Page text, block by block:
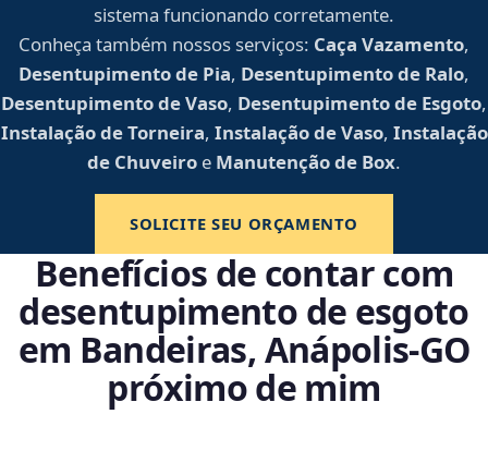
sistema funcionando corretamente.
Conheça também nossos serviços: Caça Vazamento,
Desentupimento de Pia, Desentupimento de Ralo,
Desentupimento de Vaso, Desentupimento de Esgoto,
Instalação de Torneira, Instalação de Vaso, Instalação
de Chuveiro e Manutenção de Box.
SOLICITE SEU ORÇAMENTO
Benefícios de contar com
desentupimento de esgoto
em Bandeiras, Anápolis‑GO
próximo de mim